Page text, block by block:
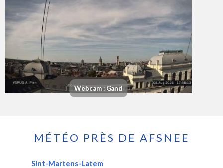
Webcam : Gand
MÉTÉO PRÈS DE AFSNEE
Sint-Martens-Latem